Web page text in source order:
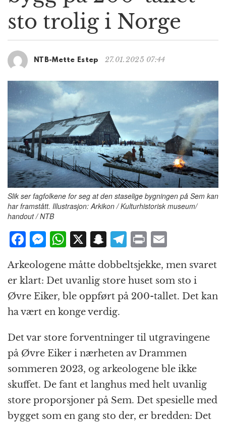
a
t
i
n
sto trolig i Norge
NTB-Mette Estep 27.01.2025 07:44
Slik ser fagfolkene for seg at den staselige bygningen på Sem kan
har framstått. Illustrasjon: Arkikon / Kulturhistorisk museum/
handout / NTB
F
c
e
b
o
o
k
M
ss
e
n
g
e
r
W
at
s
A
p
p
X S
n
a
p
c
h
at
T
el
e
g
r
m
P
ri
n
t
ai
l
Arkeologene måtte dobbeltsjekke, men svaret
er klart: Det uvanlig store huset som sto i
Øvre Eiker, ble oppført på 200-tallet. Det kan
ha vært en konge verdig.
Det var store forventninger til utgravingene
på Øvre Eiker i nærheten av Drammen
sommeren 2023, og arkeologene ble ikke
skuffet. De fant et langhus med helt uvanlig
store proporsjoner på Sem. Det spesielle med
bygget som en gang sto der, er bredden: Det